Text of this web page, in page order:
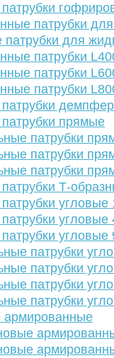
патрубки для
для
патрубки
патрубки
патрубки
прямые
патрубки
патрубки
патрубки
Т-
угловые
угловые
угловые
патрубки
патрубки
патрубки
патрубки
армированные